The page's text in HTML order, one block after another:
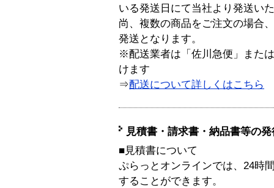
いる発送日にて当社より発送い
尚、複数の商品をご注文の場合
発送となります。
※配送業者は「佐川急便」また
けます
⇒配送について詳しくはこちら
見積書・請求書・納品書等の
■見積書について
ぷらっとオンラインでは、24時
することができます。